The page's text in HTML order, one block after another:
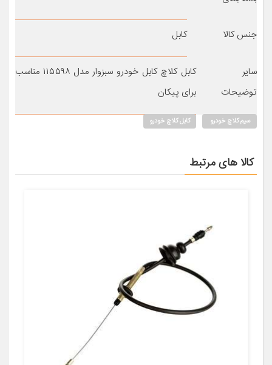
جنس کالا کابل
سایر
توضیحات
کابل کلاچ کابل خودرو سبزوار مدل ۱۱۵۵۹۸ مناسب
برای پیکان
سیم کلاچ خودرو کابل کلاچ خودرو
کالا های مرتبط